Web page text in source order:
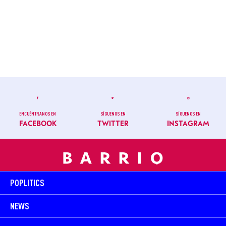
ENCUÉNTRANOS EN
FACEBOOK
SÍGUENOS EN
TWITTER
SÍGUENOS EN
INSTAGRAM
POPLITICS
NEWS